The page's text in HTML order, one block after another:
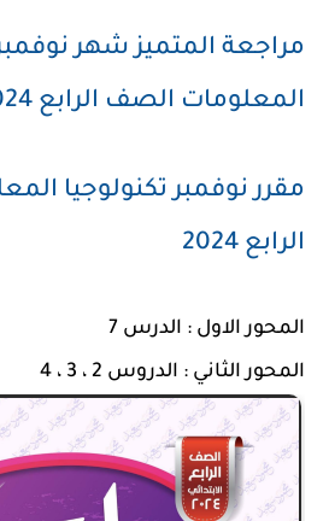
مراجعة المتميز شهر
المعلومات الصف الرابع 2024 ترم اول
مقرر نوفمبر تكنولوجيا
الرابع 2024
المحور الاول : الدرس 7
المحور الثاني : الدروس 2 ، 3 ، 4